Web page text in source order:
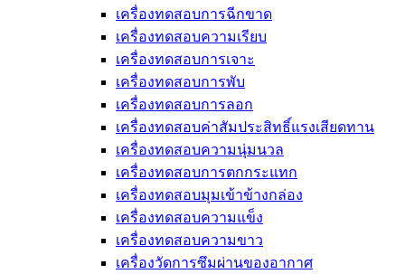
เครื่องทดสอบการฉีกขาด
เครื่องทดสอบความเรียบ
เครื่องทดสอบการเจาะ
เครื่องทดสอบการพับ
เครื่องทดสอบการลอก
เครื่องทดสอบค่าสัมประสิทธิ์แรงเสียดทาน
เครื่องทดสอบความนุ่มนวล
เครื่องทดสอบการตกกระแทก
เครื่องทดสอบมุมเข้าข้างกล่อง
เครื่องทดสอบความแข็ง
เครื่องทดสอบความขาว
เครื่องวัดการซึมผ่านของอากาศ